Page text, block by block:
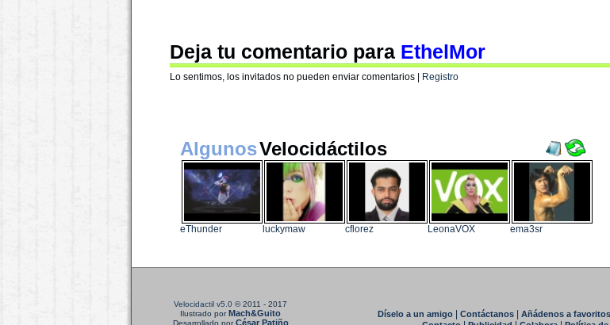
Deja tu comentario para EthelMor
Lo sentimos, los invitados no pueden enviar comentarios | Registro
AlgunosVelocidáctilos
eThunder luckymaw cflorez LeonaVOX ema3sr
Velocidactil v5.0 © 2011 - 2017
Ilustrado porMach&Guito
Desarrollado porCésar Patiño
Díselo a un amigo| Contáctanos| Añádenos a favoritos